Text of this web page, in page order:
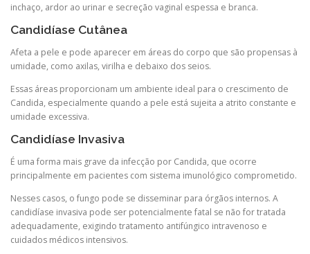
inchaço, ardor ao urinar e secreção vaginal espessa e branca.
Candidíase Cutânea
Afeta a pele e pode aparecer em áreas do corpo que são propensas à
umidade, como axilas, virilha e debaixo dos seios.
Essas áreas proporcionam um ambiente ideal para o crescimento de
Candida, especialmente quando a pele está sujeita a atrito constante e
umidade excessiva.
Candidíase Invasiva
É uma forma mais grave da infecção por Candida, que ocorre
principalmente em pacientes com sistema imunológico comprometido.
Nesses casos, o fungo pode se disseminar para órgãos internos. A
candidíase invasiva pode ser potencialmente fatal se não for tratada
adequadamente, exigindo tratamento antifúngico intravenoso e
cuidados médicos intensivos.